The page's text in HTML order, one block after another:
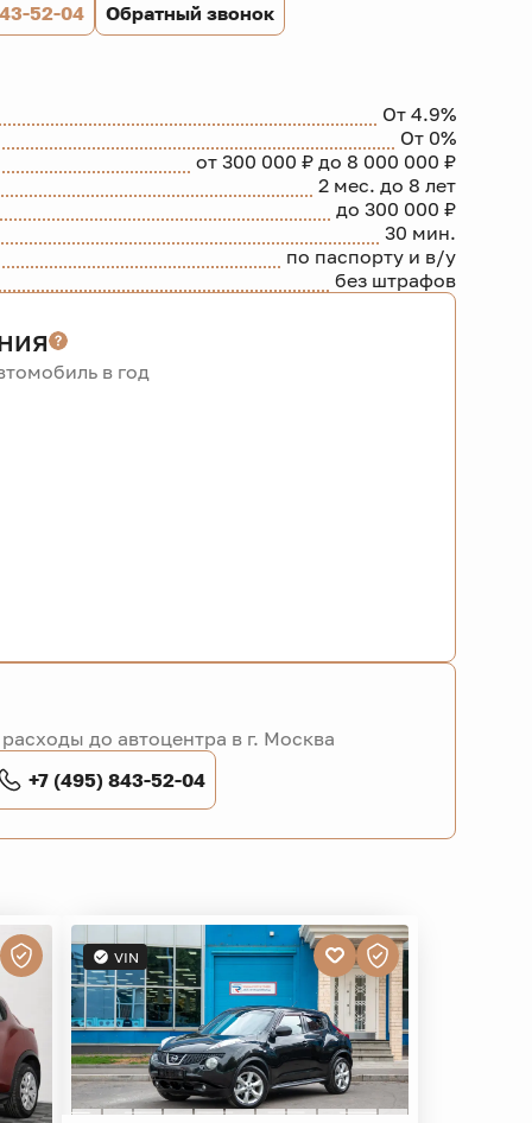
52-04 Обратный звонок
От 4.9%
От 0%
от 300 000 ₽ до 8 000 000 ₽
2 мес. до 8 лет
до 300 000 ₽
30 мин.
по паспорту и в/у
без штрафов
в год
до автоцентра в г. Москва
+7 (495) 843-52-04
VIN